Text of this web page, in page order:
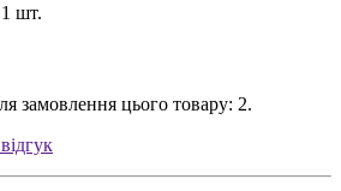
шт.
замовлення цього товару: 2.